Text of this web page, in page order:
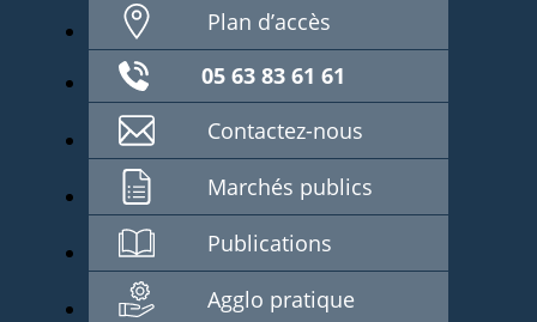
Plan d’accès
05 63 83 61 61
Contactez-nous
Marchés publics
Publications
Agglo pratique